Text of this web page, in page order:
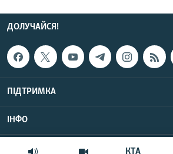
КТА
ДОЛУЧАЙСЯ!
ПІДТРИМКА
ІНФО
© Крим.Реалії, 2026 |